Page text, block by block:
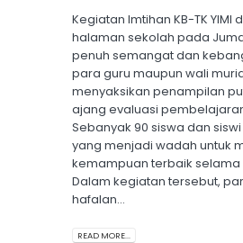
Kegiatan Imtihan KB-TK YIMI
halaman sekolah pada
penuh semangat dan
para guru maupun wali
menyaksikan penampilan
ajang evaluasi
Sebanyak 90 siswa dan
yang menjadi wadah untuk
kemampuan terbaik selama
Dalam kegiatan tersebut,
hafalan...
READ MORE...